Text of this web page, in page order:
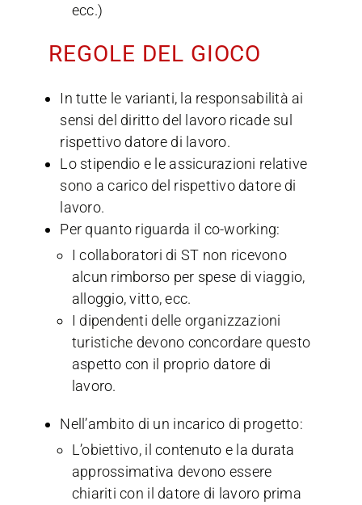
ecc.)
REGOLE DEL GIOCO
In tutte le varianti, la responsabilità ai
sensi del diritto del lavoro ricade sul
rispettivo datore di lavoro.
Lo stipendio e le assicurazioni relative
sono a carico del rispettivo datore di
lavoro.
Per quanto riguarda il co-working:
I collaboratori di ST non ricevono
alcun rimborso per spese di viaggio,
alloggio, vitto, ecc.
I dipendenti delle organizzazioni
turistiche devono concordare questo
aspetto con il proprio datore di
lavoro.
Nell’ambito di un incarico di progetto:
L’obiettivo, il contenuto e la durata
approssimativa devono essere
chiariti con il datore di lavoro prima